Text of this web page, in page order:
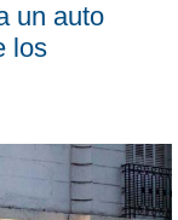
un auto
los